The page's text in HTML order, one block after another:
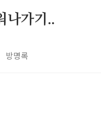
나가기..
방명록